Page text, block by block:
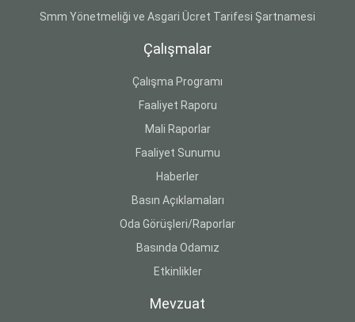
Smm Yönetmeliği ve Asgari Ücret Tarifesi Şartnamesi
Çalışmalar
Çalışma Programı
Faaliyet Raporu
Mali Raporlar
Faaliyet Sunumu
Haberler
Basın Açıklamaları
Oda Görüşleri/Raporlar
Basında Odamız
Etkinlikler
Mevzuat